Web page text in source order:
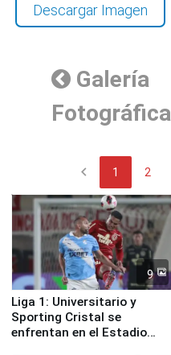
Descargar Imagen
Galería
Fotográfica
chevron_left 1 2
9
Liga 1: Universitario y
Sporting Cristal se
enfrentan en el Estadio